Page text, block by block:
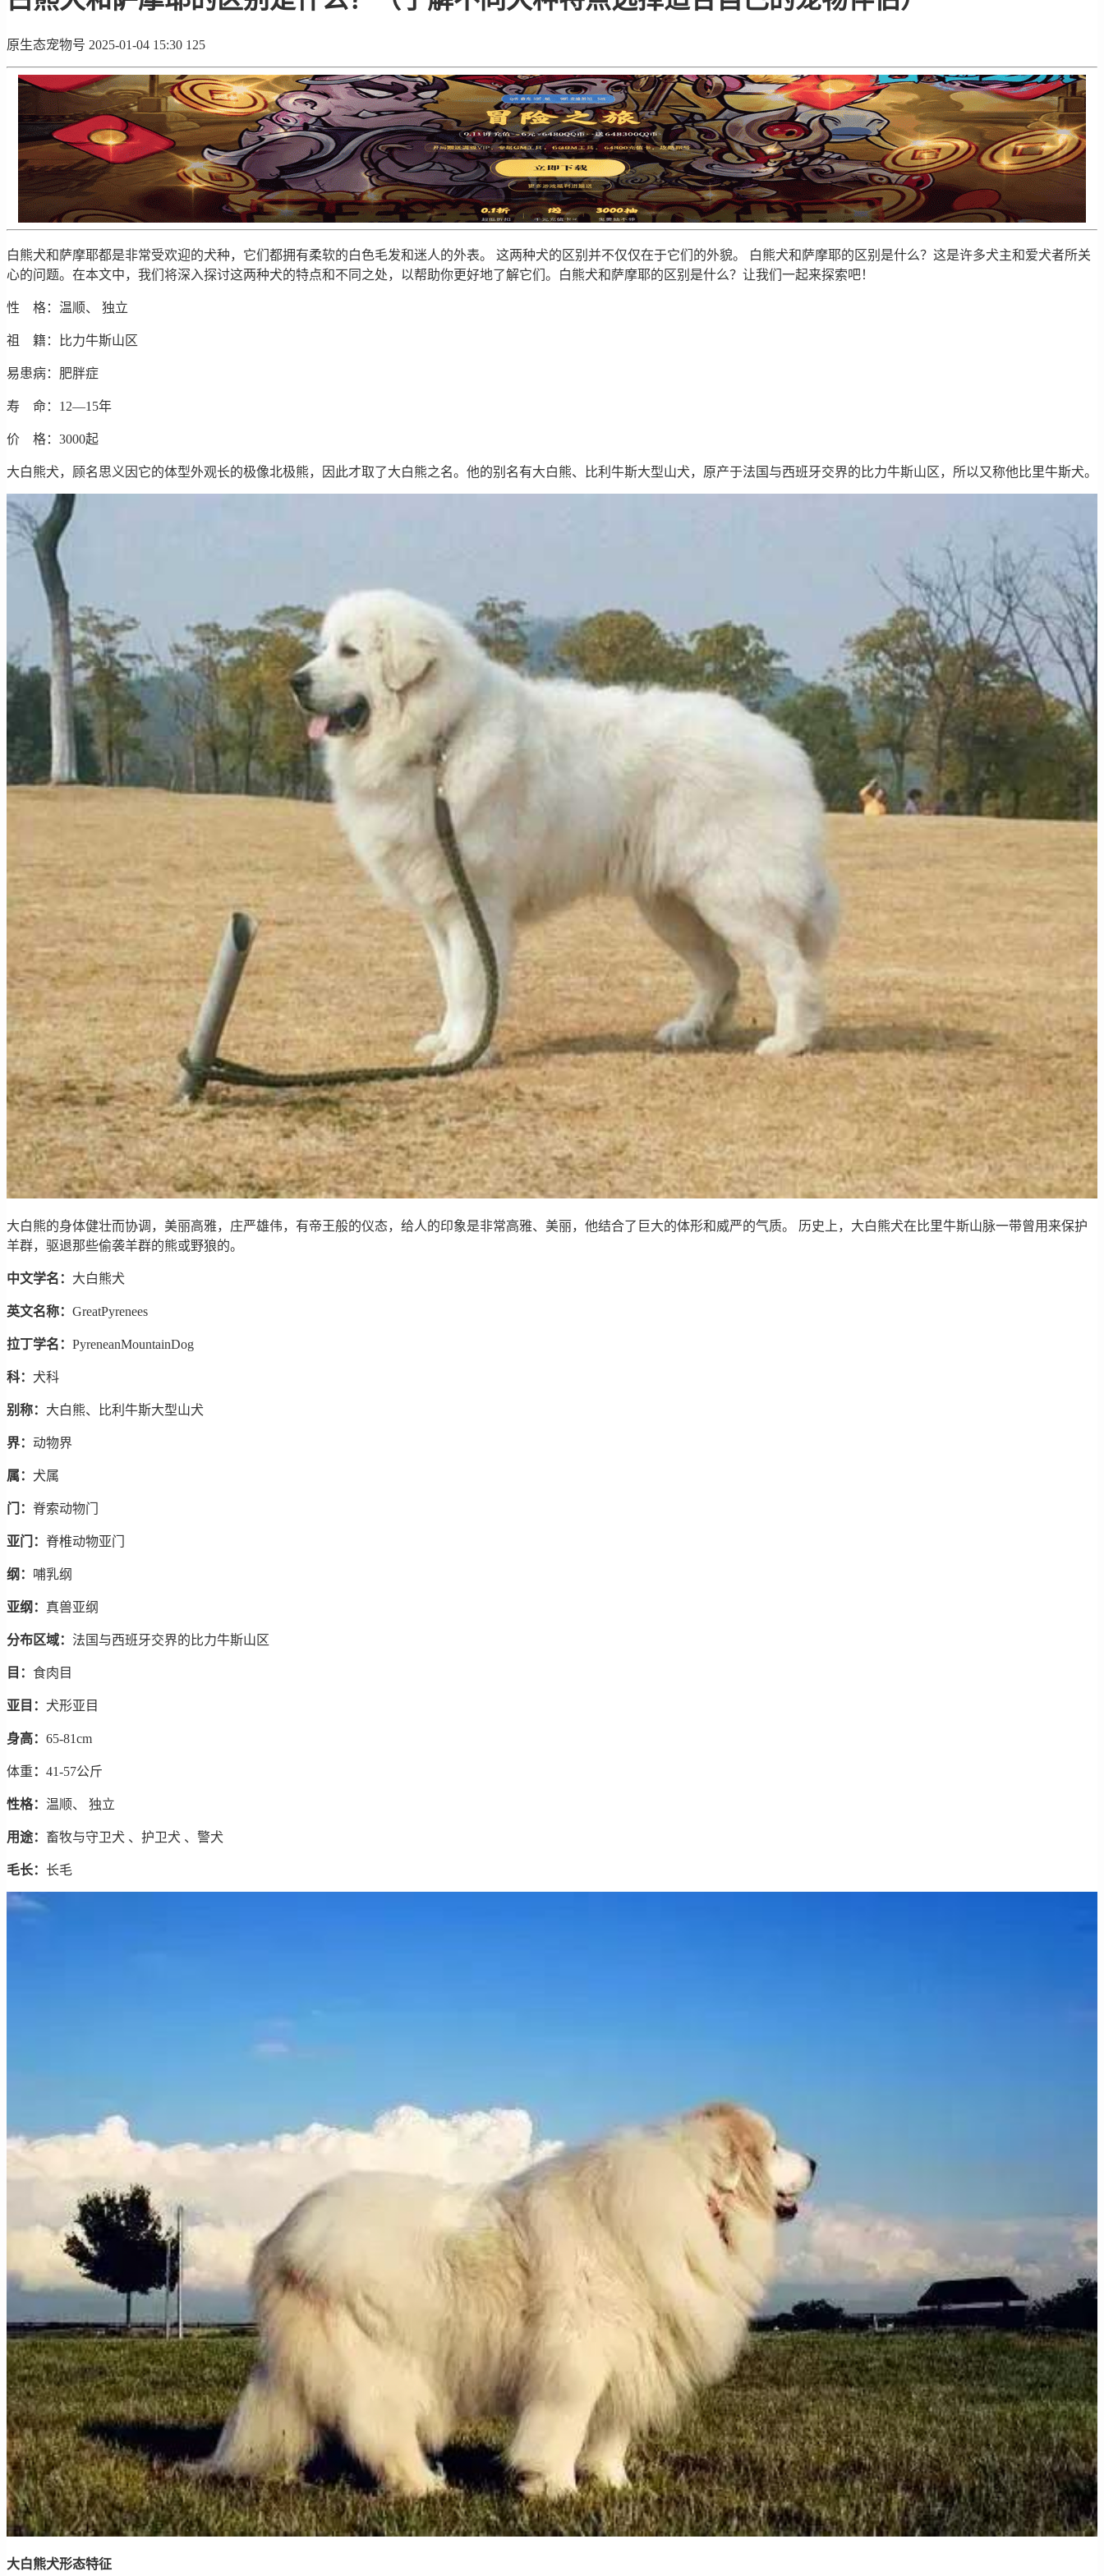
原生态宠物号 2025-01-04 15:30 125
白熊犬和萨摩耶都是非常受欢迎的犬种，它们都拥有柔软的白色毛发和迷人的外表。 这两种犬的区别并不仅仅在于它们的外貌。 白熊犬和萨摩耶的区别是什么？这是许多犬主和爱犬者所关
心的问题。在本文中，我们将深入探讨这两种犬的特点和不同之处，以帮助你更好地了解它们。白熊犬和萨摩耶的区别是什么？让我们一起来探索吧！
性 格：温顺、 独立
祖 籍：比力牛斯山区
易患病：肥胖症
寿 命：12—15年
价 格：3000起
大白熊犬，顾名思义因它的体型外观长的极像北极熊，因此才取了大白熊之名。他的别名有大白熊、比利牛斯大型山犬，原产于法国与西班牙交界的比力牛斯山区，所以又称他比里牛斯犬。
大白熊的身体健壮而协调，美丽高雅，庄严雄伟，有帝王般的仪态，给人的印象是非常高雅、美丽，他结合了巨大的体形和威严的气质。 历史上，大白熊犬在比里牛斯山脉一带曾用来保护
羊群，驱退那些偷袭羊群的熊或野狼的。
中文学名： 大白熊犬
英文名称： GreatPyrenees
拉丁学名： PyreneanMountainDog
科： 犬科
别称： 大白熊、比利牛斯大型山犬
界： 动物界
属： 犬属
门： 脊索动物门
亚门： 脊椎动物亚门
纲： 哺乳纲
亚纲： 真兽亚纲
分布区域： 法国与西班牙交界的比力牛斯山区
目： 食肉目
亚目： 犬形亚目
身高： 65-81cm
体重 ： 41-57公斤
性格： 温顺、 独立
用途： 畜牧与守卫犬 、护卫犬 、警犬
毛长： 长毛
大白熊犬形态特征